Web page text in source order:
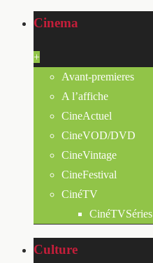
Cinema
+
Avant-premieres
A l’affiche
CineActuel
CineVOD/DVD
CineVintage
CineFestival
CinéTV
CinéTVSéries
Culture